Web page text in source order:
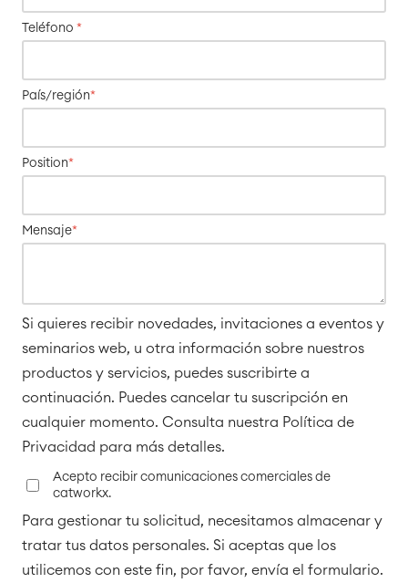
Agile Development
Planificación del tiempo
Procesos empresariales
LMS / eLearning
ERP Soluciones
Informes y paneles de control
Gestión del trabajo
Service Management
Viaja a la gestión de servicios
Gestión de servicios para
empresas
Teléfono *
País/región*
Position*
Mensaje*
Si quieres recibir novedades, invitaciones a eventos y
seminarios web, u otra información sobre nuestros
productos y servicios, puedes suscribirte a
continuación. Puedes cancelar tu suscripción en
cualquier momento. Consulta nuestra Política de
Privacidad para más detalles.
Acepto recibir comunicaciones comerciales de
catworkx.
Para gestionar tu solicitud, necesitamos almacenar y
tratar tus datos personales. Si aceptas que los
utilicemos con este fin, por favor, envía el formulario.